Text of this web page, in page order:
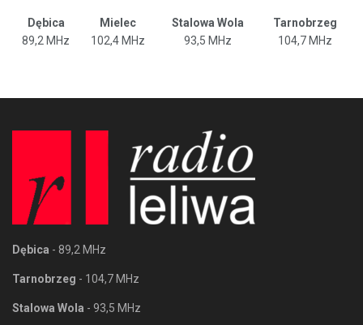
Dębica Mielec Stalowa Wola
Tarnobrzeg
89,2 MHz
102,4 MHz 93,5 MHz 104,7 MHz
Dębica - 89,2 MHz
Tarnobrzeg - 104,7 MHz
Stalowa Wola - 93,5 MHz